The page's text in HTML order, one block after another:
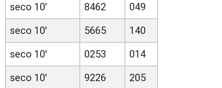
seco 10'
8462
049
seco 10'
5665
140
seco 10'
0253
014
seco 10'
9226
205